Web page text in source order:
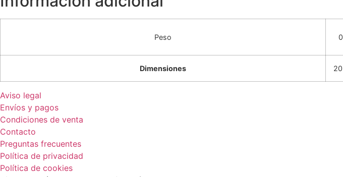
Peso
Dimensiones
Aviso legal
Envíos y pagos
Condiciones de venta
Contacto
Preguntas frecuentes
Política de privacidad
Política de cookies